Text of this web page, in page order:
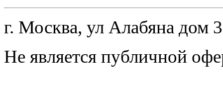
г. Москва, ул Алабяна дом
Не является публичной